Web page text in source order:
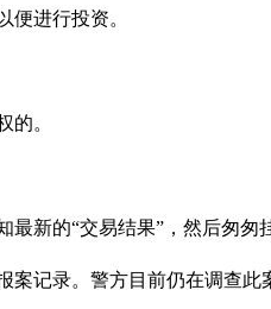
便进行投资。
的。
新的“交易结果”，然后匆匆
记录。警方目前仍在调查此